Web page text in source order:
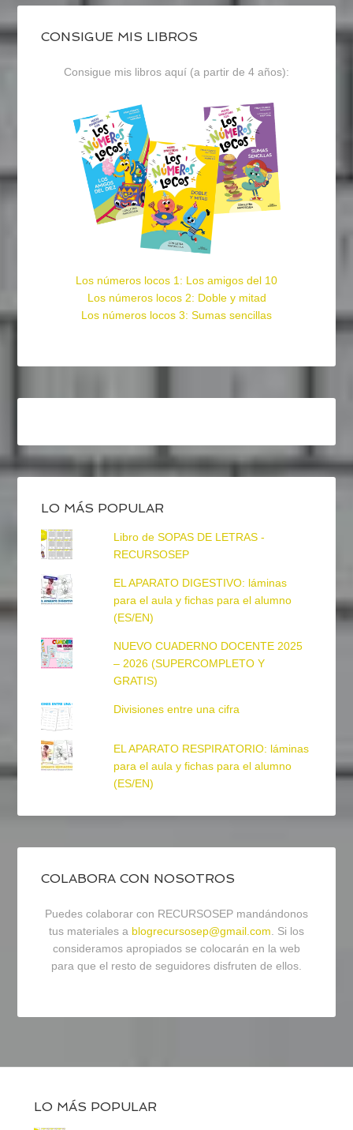
CONSIGUE MIS LIBROS
Consigue mis libros aquí (a partir de 4 años):
Los números locos 1: Los amigos del 10
Los números locos 2: Doble y mitad
Los números locos 3: Sumas sencillas
LO MÁS POPULAR
Libro de SOPAS DE LETRAS -
RECURSOSEP
EL APARATO DIGESTIVO: láminas
para el aula y fichas para el alumno
(ES/EN)
NUEVO CUADERNO DOCENTE 2025
– 2026 (SUPERCOMPLETO Y
GRATIS)
Divisiones entre una cifra
EL APARATO RESPIRATORIO: láminas
para el aula y fichas para el alumno
(ES/EN)
COLABORA CON NOSOTROS
Puedes colaborar con RECURSOSEP mandándonos
tus materiales a blogrecursosep@gmail.com. Si los
consideramos apropiados se colocarán en la web
para que el resto de seguidores disfruten de ellos.
LO MÁS POPULAR